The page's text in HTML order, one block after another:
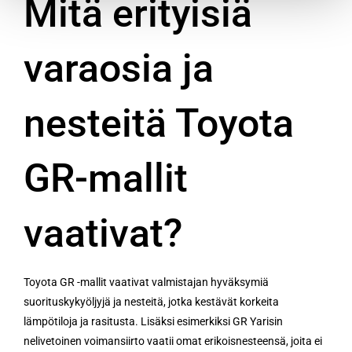
Mitä erityisiä
varaosia ja
nesteitä Toyota
GR-mallit
vaativat?
Toyota GR -mallit vaativat valmistajan hyväksymiä
suorituskykyöljyjä ja nesteitä, jotka kestävät korkeita
lämpötiloja ja rasitusta. Lisäksi esimerkiksi GR Yarisin
nelivetoinen voimansiirto vaatii omat erikoisnesteensä, joita ei